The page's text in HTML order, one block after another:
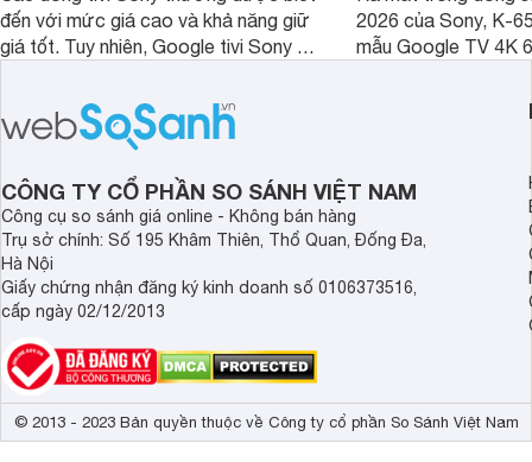
đến với mức giá cao và khả năng giữ
giá tốt. Tuy nhiên, Google tivi Sony 55
hợp đáng chú ý khi có mức giá dễ
tiếp cận hơn dù mới ra mắt trong năm
2026 của Sony, K-
mẫu Google TV 4K
tảng Google TV
nghệ hỗ trợ nâng
CÔNG TY CỔ PHẦN SO SÁNH VIỆT NAM
Công cụ so sánh giá online - Không bán hàng
Trụ sở chính: Số 195 Khâm Thiên, Thổ Quan, Đống Đa,
Hà Nội
Giấy chứng nhận đăng ký kinh doanh số 0106373516,
cấp ngày 02/12/2013
© 2013 - 2023 Bản quyền thuộc về Công ty cổ phần So Sánh Việt Nam